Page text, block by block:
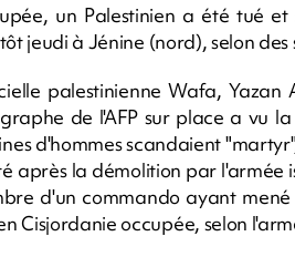
un Palestinien a été tué
jeudi à Jénine (nord), selon
palestinienne Wafa,
de l'AFP sur place a vu
d'hommes scandaient
après la démolition par
d'un commando ayant
Cisjordanie occupée, selon